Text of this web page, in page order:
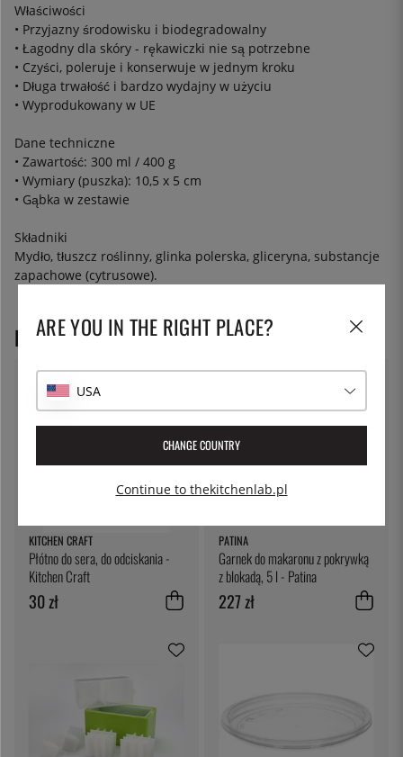
Właściwości
• Przyjazny środowisku i biodegradowalny
• Łagodny dla skóry - rękawiczki nie są potrzebne
• Czyści, poleruje i konserwuje w jednym kroku
• Długa trwałość i bardzo wydajny w użyciu
• Wyprodukowany w UE
Dane techniczne
• Zawartość: 300 ml / 400 g
• Wymiary (puszka): 10,5 x 5 cm
• Gąbka w zestawie
Składniki
Mydło, tłuszcz roślinny, glinka polerska, gliceryna, substancje
zapachowe (cytrusowe).
KITCHEN CRAFT
Płótno do sera, do odciskania -
Kitchen Craft
30 zł
PATINA
Garnek do makaronu z pokrywką
z blokadą, 5 l - Patina
227 zł
POLECANE PRODUKTY
ARE YOU IN THE RIGHT PLACE?
USA
CHANGE COUNTRY
Continue to thekitchenlab.pl